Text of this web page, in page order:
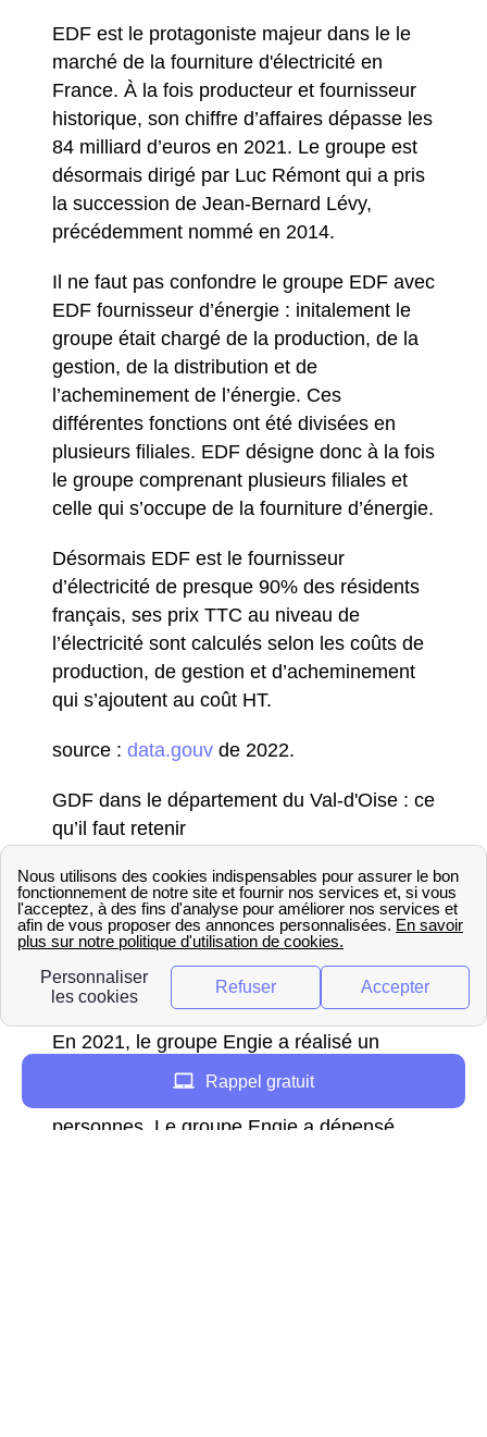
EDF est le protagoniste majeur dans le le
marché de la fourniture d'électricité en
France. À la fois producteur et fournisseur
historique, son chiffre d’affaires dépasse les
84 milliard d’euros en 2021. Le groupe est
désormais dirigé par Luc Rémont qui a pris
la succession de Jean-Bernard Lévy,
précédemment nommé en 2014.
Il ne faut pas confondre le groupe EDF avec
EDF fournisseur d’énergie : initalement le
groupe était chargé de la production, de la
gestion, de la distribution et de
l’acheminement de l’énergie. Ces
différentes fonctions ont été divisées en
plusieurs filiales. EDF désigne donc à la fois
le groupe comprenant plusieurs filiales et
celle qui s’occupe de la fourniture d’énergie.
Désormais EDF est le fournisseur
d’électricité de presque 90% des résidents
français, ses prix TTC au niveau de
l’électricité sont calculés selon les coûts de
production, de gestion et d’acheminement
qui s’ajoutent au coût HT.
source : data.gouv de 2022.
GDF dans le département du Val-d'Oise : ce
qu’il faut retenir
GDF est un groupe spécialisé dans le
transport et la distribution du gaz en France.
Suite à sa fusion avec le groupe SUEZ, le
groupe s’est d’abord appelé GDF Suez pour
ensuite se nommer Engie.
En 2021, le groupe Engie a réalisé un
chiffre d’affaires de plus de 57 milliards
personnes. Le groupe Engie a dépensé
Rappel gratuit